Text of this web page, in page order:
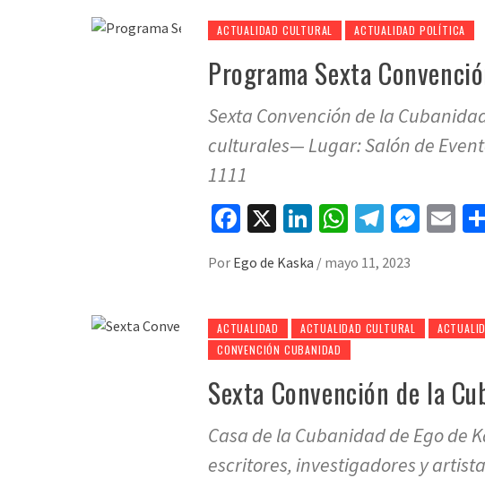
ACTUALIDAD CULTURAL ACTUALIDAD POLÍTICA
Programa Sexta
Sexta Convención de la
culturales— Lugar: Salón de
1111
Facebook
X LinkedIn
WhatsApp
Por Ego de Kaska / mayo 11, 2023
ACTUALIDAD ACTUALIDAD CULTURAL
CONVENCIÓN CUBANIDAD
Sexta Convención de la
Casa de la Cubanidad de Ego de
escritores, investigadores y